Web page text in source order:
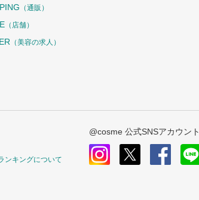
（通販）
（店舗）
（美容の求人）
ンキングについて
@cosme 公式SNSアカウント